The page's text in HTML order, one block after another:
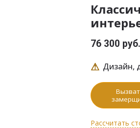
76 300
⚠ Дизайн,
Рассчитать